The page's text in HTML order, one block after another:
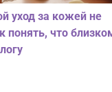
уход за кожей не
понять, что